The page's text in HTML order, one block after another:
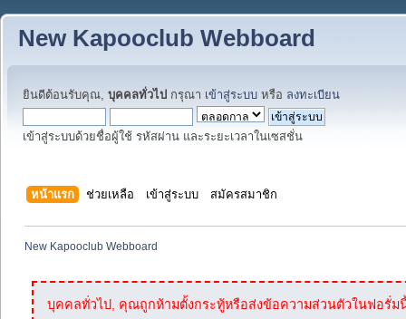
New Kapooclub Webboard
ยินดีต้อนรับคุณ, บุคคลทั่วไป กรุณา เข้าสู่ระบบ หรือ ลงทะเบียน
เข้าสู่ระบบด้วยชื่อผู้ใช้ รหัสผ่าน และระยะเวลาในเซสชั่น
หน้าแรก ช่วยเหลือ เข้าสู่ระบบ สมัครสมาชิก
New Kapooclub Webboard
บุคคลทั่วไป, คุณถูกห้ามตั้งกระทู้หรือส่งข้อความส่วนตัวในฟอรั่ม